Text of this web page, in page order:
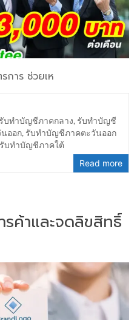
าร ช่วยเห
รับทำบัญชีภาคกลาง, รับทำบัญชี
ออก, รับทำบัญชีภาคตะวันออก
รับทำบัญชีภาคใต้
Read more
ค้าและจดลิขสิทธิ์